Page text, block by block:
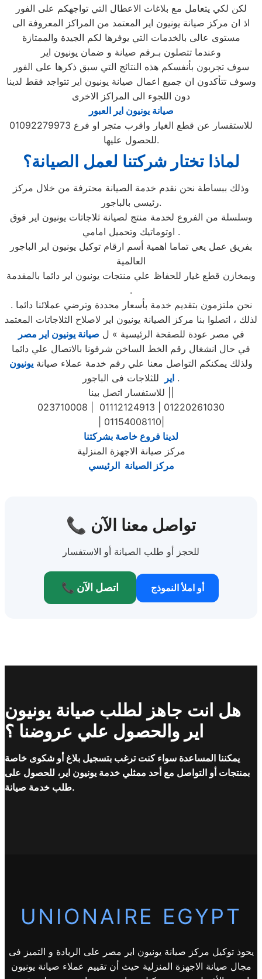
لكن لكي يتعامل مع بلاغات الاعطال التي تواجهكم على الفور
اذ ان مركز صيانة يونيون اير المعتمد من المراكز المعروفة الى
مستوى عالى بالخدمات التي يوفرها لكم الجيدة والممتازة
وعندما تتصلون بـرقم صيانة و ضمان يونيون اير
سوف تجربون بأنفسكم هذه النتائج التي سبق ذكرها على الفور
وسوف تتأكدون ان جميع اعمال صيانة يونيون اير تتواجد فقط لدينا
دون اللجوء الى المراكز الاخرى
صيانة يونيون اير العبور
01092279973 للاستفسار عن قطع الغيار واقرب متجر او فرع
للحصول عليها.
لماذا تختار شركتنا لعمل الصيانة؟
وذلك ببساطة نحن نقدم خدمة الصيانة محترفة من خلال مركز
رئيسي بالباجور.
وسلسلة من الفروع لخدمة منتج لصيانة ثلاجاتات يونيون اير فوق
اوتوماتيك وتحميل امامي .
بفريق عمل يعي تماما اهمية أسم ارقام توكيل يونيون اير الباجور
العالمية
وبمخازن قطع غيار للحفاظ علي منتجات يونيون اير دائما بالمقدمة
.
نحن ملتزمون بتقديم خدمة بأسعار محددة وترضي عملائنا دائما .
لذلك ، اتصلوا بنا مركز الصيانة يونيون اير لاصلاح الثلاجاتات المعتمد
في مصر عودة للصفحة الرئيسية » ل صيانة يونيون اير مصر
في حال انشغال رقم الخط الساخن شرفونا بالاتصال علي دائما
ولذلك يمكنكم التواصل معنا علي رقم خدمة عملاء صيانة يونيون
اير للثلاجات فى الباجور .
023710008 | 01112124913 | 01220261030
| 01154008110|
لدينا فروع خاصة بشركتنا
مركز صيانة الاجهزة المنزلية
مركز الصيانة الرئيسي
📞 تواصل معنا الآن
للحجز أو طلب الصيانة أو الاستفسار
📞 اتصل الآن أو املأ النموذج
هل انت جاهز لطلب صيانة يونيون
اير والحصول علي عروضنا ؟
يمكننا المساعدة سواء كنت ترغب بتسجيل بلاغ أو شكوى خاصة
بمنتجات أو التواصل مع أحد ممثلي خدمة يونيون اير، للحصول على
طلب خدمة صيانة.
UNIONAIRE EGYPT
يحوذ توكيل مركز صيانة يونيون اير مصر على الريادة و التميز فى
مجال صيانة الاجهزة المنزلية حيث أن تقييم عملاء صيانة يونيون